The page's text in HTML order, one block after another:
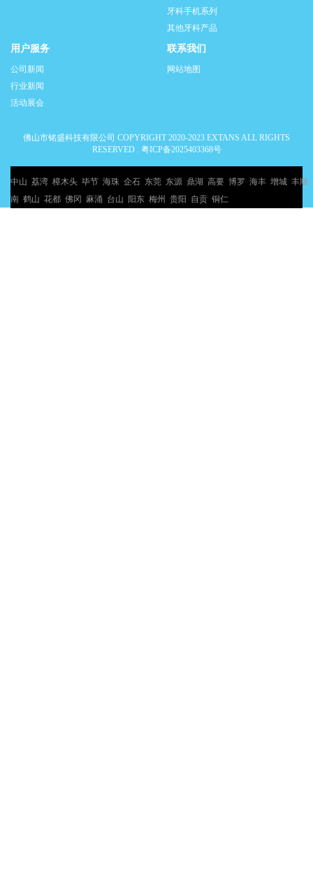
牙科手机系列
其他牙科产品
用户服务
公司新闻
行业新闻
活动展会
联系我们
网站地图
佛山市铭盛科技有限公司 COPYRIGHT 2020-2023 EXTANS ALL RIGHTS
RESERVED . 粤ICP备2025403368号
中山 荔湾 樟木头 毕节 海珠 企石 东莞 东源 鼎湖 高要 博罗 海丰 增城 丰顺
南 鹤山 花都 佛冈 麻涌 台山 阳东 梅州 贵阳 自贡 铜仁